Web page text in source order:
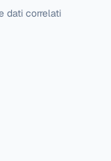
dati correlati